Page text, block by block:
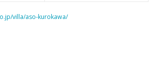
villa/aso-kurokawa/